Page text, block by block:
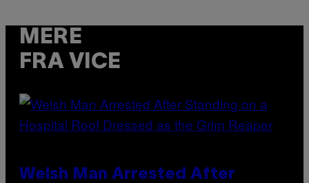
MERE
FRA VICE
Welsh Man Arrested After